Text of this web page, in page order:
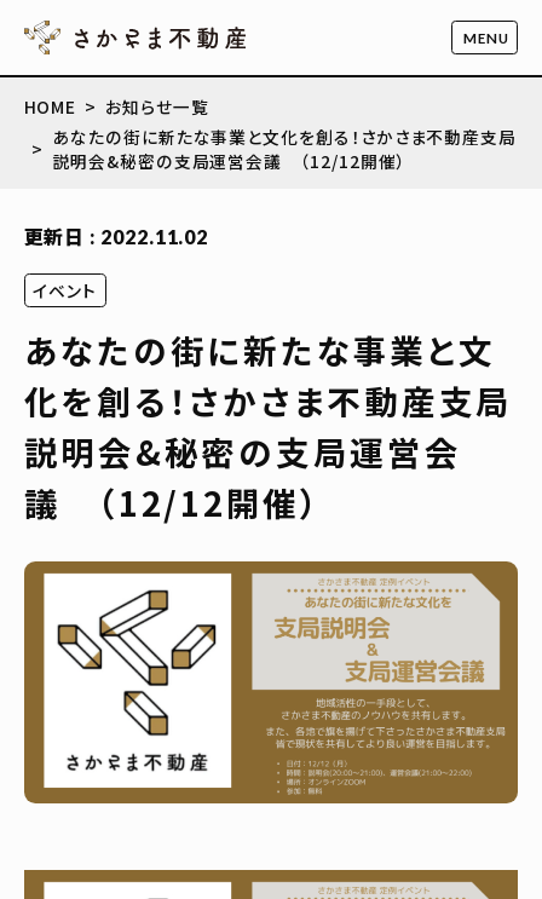
HOME
お知らせ一覧
あなたの街に新たな事業と文化を創る！さかさま不動産支局
説明会&秘密の支局運営会議 （12/12開催）
更新日 : 2022.11.02
イベント
あなたの街に新たな事業と文
化を創る！さかさま不動産支局
説明会&秘密の支局運営会
議 （12/12開催）